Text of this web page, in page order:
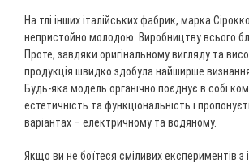
На тлі інших італійських фабрик, марка
непристойно молодою. Виробництву всього
Проте, завдяки оригінальному вигляду та
продукція швидко здобула найширше визнання
Будь-яка модель органічно поєднує в собі
естетичність та функціональність і
варіантах – електричному та водяному.
Якщо ви не боїтеся сміливих експериментів з